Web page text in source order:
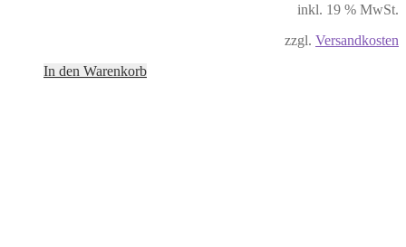
inkl. 19 % MwSt.
zzgl. Versandkosten
In den Warenkorb